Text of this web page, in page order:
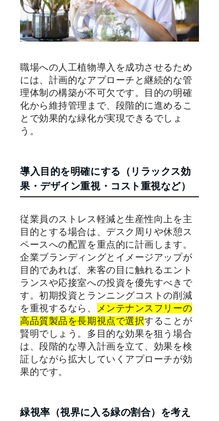
職場への人工植物導入を成功させるため
には、計画的なアプローチと継続的な管
理体制の構築が不可欠です。目的の明確
化から維持管理まで、段階的に進めるこ
とで効果的な緑化が実現できるでしょ
う。
導入目的を明確にする（リラックス効
果・デザイン重視・コスト重視など）
従業員のストレス軽減と生産性向上を主
目的とする場合は、デスク周りや休憩ス
ペースへの配置を重点的に計画します。
企業ブランディングとイメージアップが
目的であれば、来客の目に触れるエント
ランスや応接室への投資を優先すべきで
す。初期投資とランニングコストの削減
を重視するなら、
メンテナンスフリーの
高品質製品を長期視点で選択することが
賢明でしょう。多目的な効果を狙う場合
は、段階的な導入計画を立て、効果を検
証しながら拡大していくアプローチが効
果的です。
緑視率（視界に入る緑の割合）を考え